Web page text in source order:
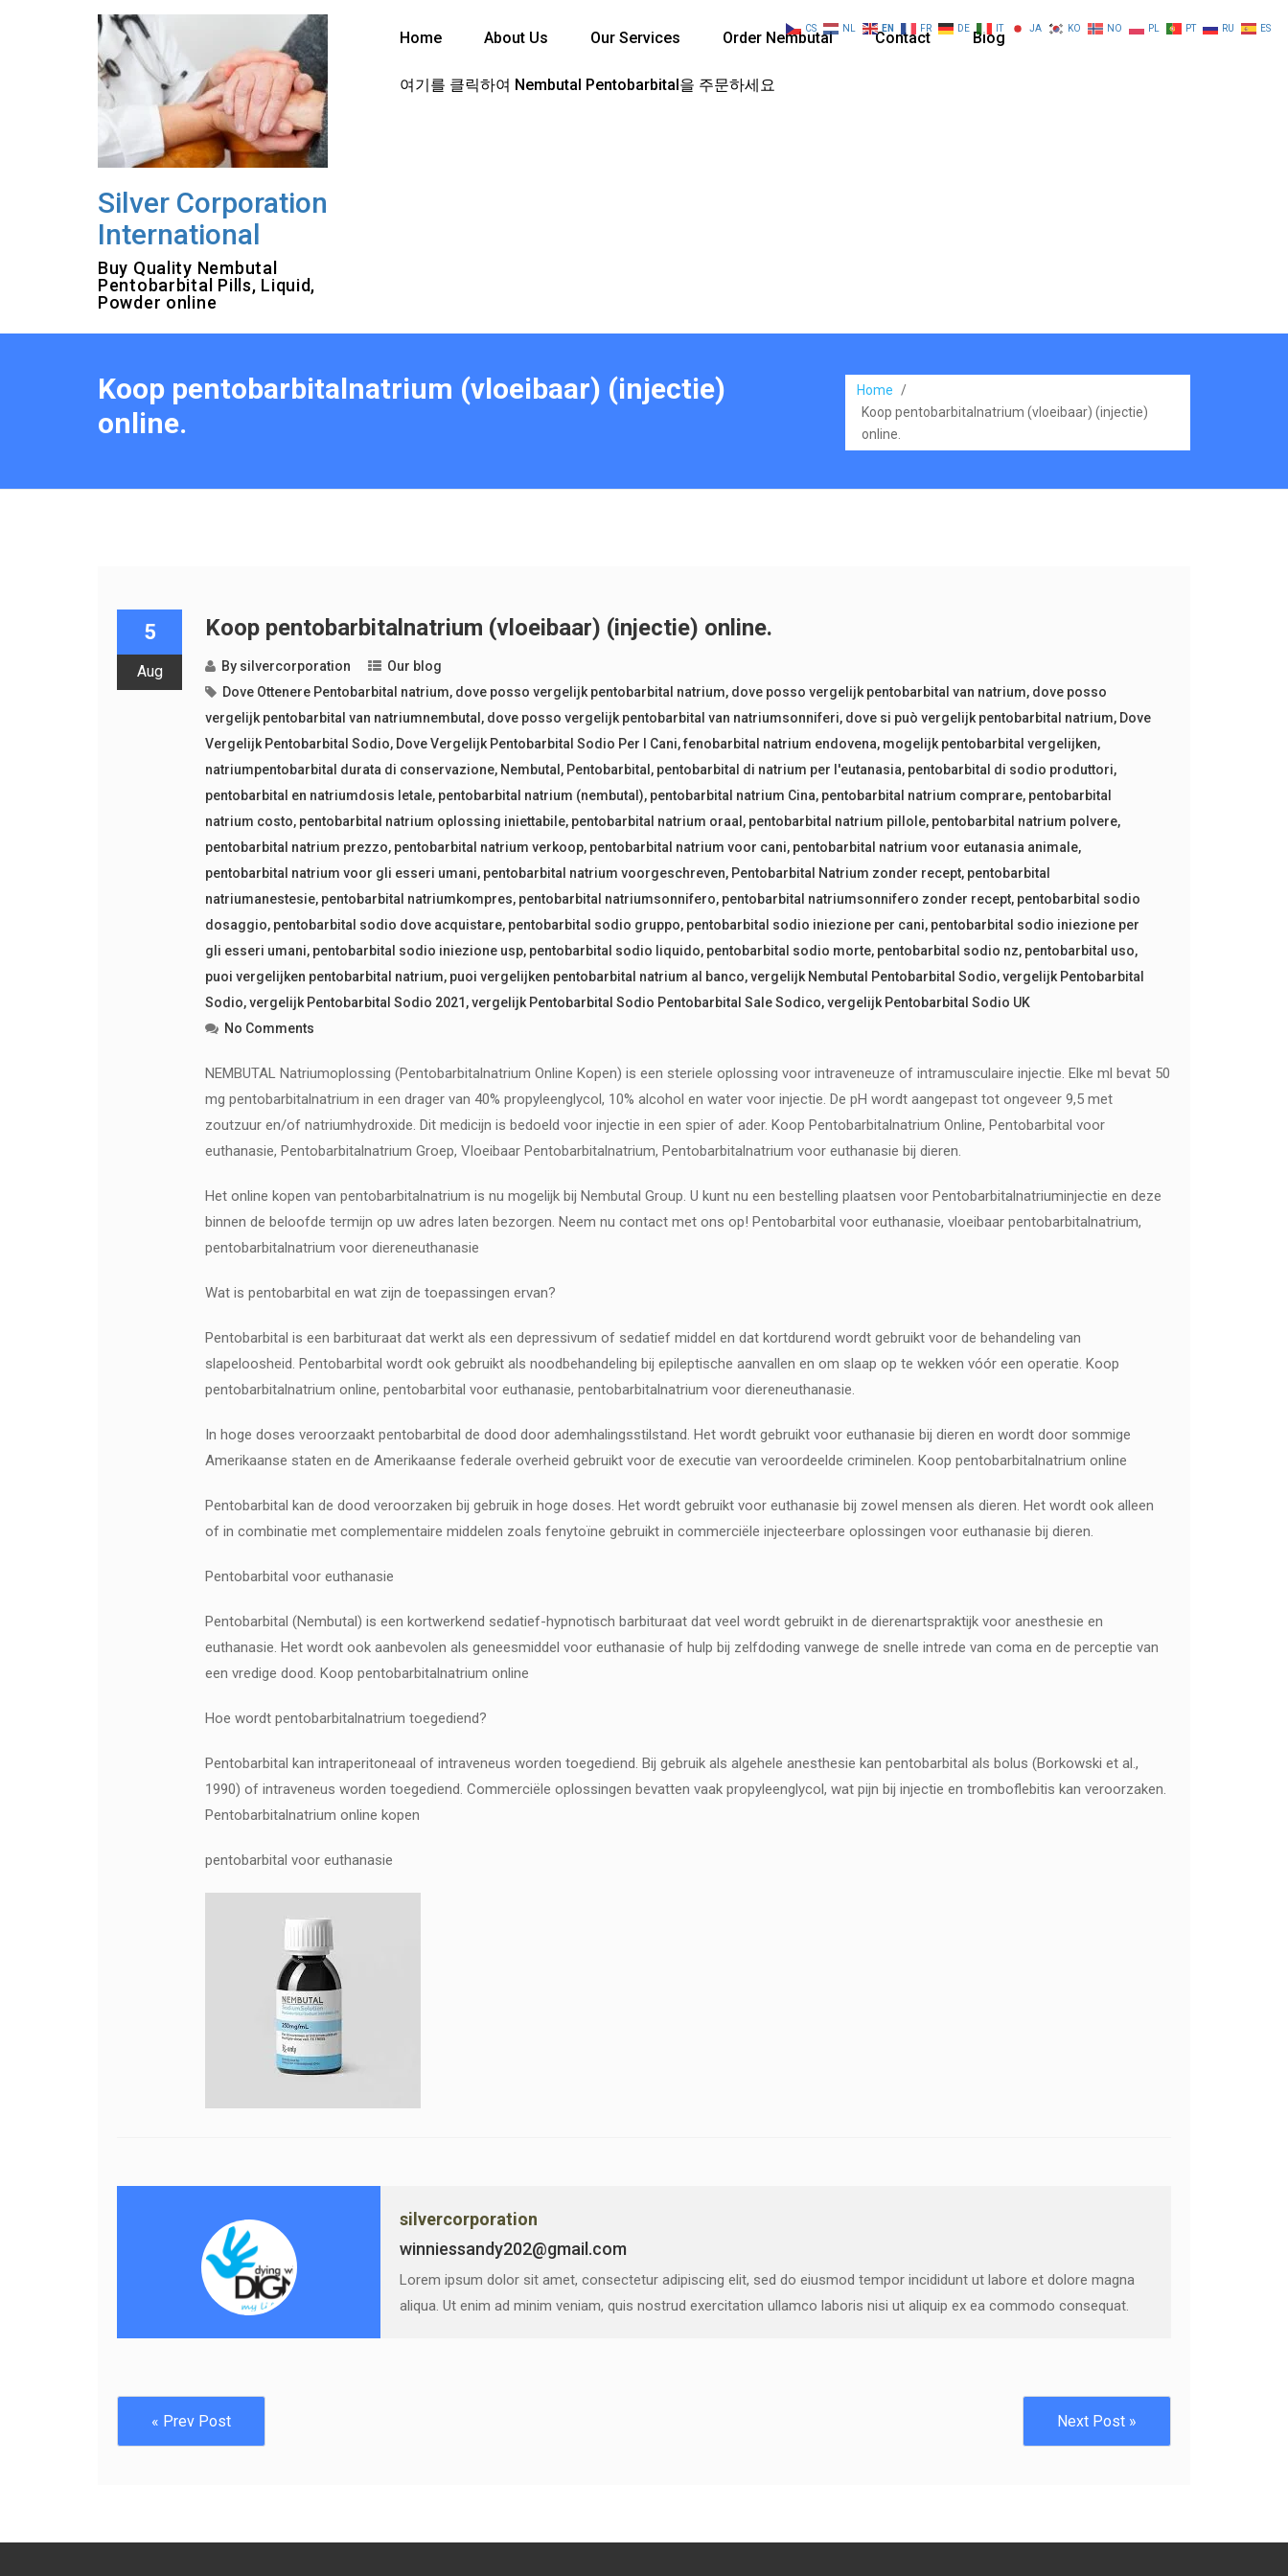
Silver Corporation
International
Buy Quality Nembutal
Pentobarbital Pills, Liquid,
Powder online
Home About Us Our Services Order Nembutal Contact Blog
여기를 클릭하여 Nembutal Pentobarbital을 주문하세요
Koop pentobarbitalnatrium (vloeibaar) (injectie)
online.
Home
/
Koop pentobarbitalnatrium (vloeibaar) (injectie)
online.
5
Aug
Koop pentobarbitalnatrium (vloeibaar) (injectie) online.
By silvercorporation
Our blog
Dove Ottenere Pentobarbital natrium, dove posso vergelijk pentobarbital natrium, dove posso vergelijk pentobarbital van natrium, dove posso
vergelijk pentobarbital van natriumnembutal , dove posso vergelijk pentobarbital van natriumsonniferi, dove si può vergelijk pentobarbital natrium, Dove
Vergelijk Pentobarbital Sodio, Dove Vergelijk Pentobarbital Sodio Per I Cani,fenobarbital natrium endovena, mogelijk pentobarbital vergelijken,
natriumpentobarbital durata di conservazione, Nembutal , Pentobarbital , pentobarbital di natrium per l'eutanasia, pentobarbital di sodio produttori,
pentobarbital en natriumdosis letale, pentobarbital natrium (nembutal), pentobarbital natrium Cina, pentobarbital natrium comprare, pentobarbital
natrium costo, pentobarbital natrium oplossing iniettabile, pentobarbital natrium oraal , pentobarbital natrium pillole, pentobarbital natrium polvere,
pentobarbital natrium prezzo, pentobarbital natrium verkoop, pentobarbital natrium voor cani, pentobarbital natrium voor eutanasia animale,
pentobarbital natrium voor gli esseri umani, pentobarbital natrium voorgeschreven, Pentobarbital Natrium zonder recept, pentobarbital
natriumanestesie, pentobarbital natriumkompres, pentobarbital natriumsonnifero, pentobarbital natriumsonnifero zonder recept, pentobarbital sodio
dosaggio, pentobarbital sodio dove acquistare, pentobarbital sodio gruppo, pentobarbital sodio iniezione per cani, pentobarbital sodio iniezione per
gli esseri umani, pentobarbital sodio iniezione usp, pentobarbital sodio liquido, pentobarbital sodio morte, pentobarbital sodio nz, pentobarbital uso,
puoi vergelijken pentobarbital natrium, puoi vergelijken pentobarbital natrium al banco,vergelijk Nembutal Pentobarbital Sodio,vergelijk Pentobarbital
Sodio,vergelijk Pentobarbital Sodio 2021 ,vergelijk Pentobarbital Sodio Pentobarbital Sale Sodico,vergelijk Pentobarbital Sodio UK
No Comments
NEMBUTAL Natriumoplossing (Pentobarbitalnatrium Online Kopen) is een steriele oplossing voor intraveneuze of intramusculaire injectie. Elke ml bevat 50
mg pentobarbitalnatrium in een drager van 40% propyleenglycol, 10% alcohol en water voor injectie. De pH wordt aangepast tot ongeveer 9,5 met
zoutzuur en/of natriumhydroxide. Dit medicijn is bedoeld voor injectie in een spier of ader. Koop Pentobarbitalnatrium Online, Pentobarbital voor
euthanasie, Pentobarbitalnatrium Groep, Vloeibaar Pentobarbitalnatrium, Pentobarbitalnatrium voor euthanasie bij dieren.
Het online kopen van pentobarbitalnatrium is nu mogelijk bij Nembutal Group. U kunt nu een bestelling plaatsen voor Pentobarbitalnatriuminjectie en deze
binnen de beloofde termijn op uw adres laten bezorgen. Neem nu contact met ons op! Pentobarbital voor euthanasie, vloeibaar pentobarbitalnatrium,
pentobarbitalnatrium voor diereneuthanasie
Wat is pentobarbital en wat zijn de toepassingen ervan?
Pentobarbital is een barbituraat dat werkt als een depressivum of sedatief middel en dat kortdurend wordt gebruikt voor de behandeling van
slapeloosheid. Pentobarbital wordt ook gebruikt als noodbehandeling bij epileptische aanvallen en om slaap op te wekken vóór een operatie. Koop
pentobarbitalnatrium online, pentobarbital voor euthanasie, pentobarbitalnatrium voor diereneuthanasie.
In hoge doses veroorzaakt pentobarbital de dood door ademhalingsstilstand. Het wordt gebruikt voor euthanasie bij dieren en wordt door sommige
Amerikaanse staten en de Amerikaanse federale overheid gebruikt voor de executie van veroordeelde criminelen. Koop pentobarbitalnatrium online
Pentobarbital kan de dood veroorzaken bij gebruik in hoge doses. Het wordt gebruikt voor euthanasie bij zowel mensen als dieren. Het wordt ook alleen
of in combinatie met complementaire middelen zoals fenytoïne gebruikt in commerciële injecteerbare oplossingen voor euthanasie bij dieren.
Pentobarbital voor euthanasie
Pentobarbital (Nembutal) is een kortwerkend sedatief-hypnotisch barbituraat dat veel wordt gebruikt in de dierenartspraktijk voor anesthesie en
euthanasie. Het wordt ook aanbevolen als geneesmiddel voor euthanasie of hulp bij zelfdoding vanwege de snelle intrede van coma en de perceptie van
een vredige dood. Koop pentobarbitalnatrium online
Hoe wordt pentobarbitalnatrium toegediend?
Pentobarbital kan intraperitoneaal of intraveneus worden toegediend. Bij gebruik als algehele anesthesie kan pentobarbital als bolus (Borkowski et al.,
1990) of intraveneus worden toegediend. Commerciële oplossingen bevatten vaak propyleenglycol, wat pijn bij injectie en tromboflebitis kan veroorzaken.
Pentobarbitalnatrium online kopen
pentobarbital voor euthanasie
silvercorporation
winniessandy202@gmail.com
Lorem ipsum dolor sit amet, consectetur adipiscing elit, sed do eiusmod tempor incididunt ut labore et dolore magna
aliqua. Ut enim ad minim veniam, quis nostrud exercitation ullamco laboris nisi ut aliquip ex ea commodo consequat.
« Prev Post Next Post »
CS NL EN FR DE IT JA KO NO PL PT RU ES